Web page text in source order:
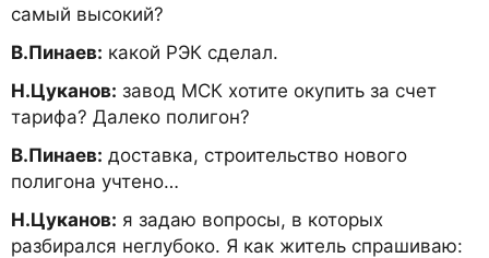
самый высокий?
В.Пинаев: какой РЭК сделал.
Н.Цуканов: завод МСК хотите окупить за счет
тарифа? Далеко полигон?
В.Пинаев: доставка, строительство нового
полигона учтено…
Н.Цуканов: я задаю вопросы, в которых
разбирался неглубоко. Я как житель спрашиваю: